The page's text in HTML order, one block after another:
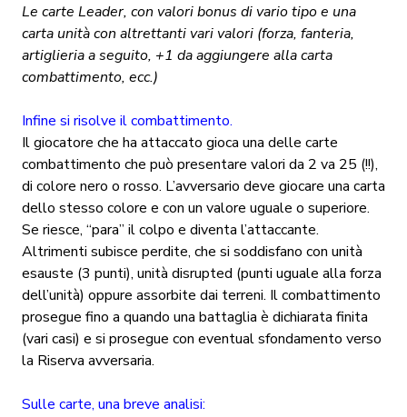
Le carte Leader, con valori bonus di vario tipo e una
carta unità con altrettanti vari valori (forza, fanteria,
artiglieria a seguito, +1 da aggiungere alla carta
combattimento, ecc.)
Infine si risolve il combattimento.
Il giocatore che ha attaccato gioca una delle carte
combattimento che può presentare valori da 2 va 25 (!!),
di colore nero o rosso. L’avversario deve giocare una carta
dello stesso colore e con un valore uguale o superiore.
Se riesce, “para” il colpo e diventa l’attaccante.
Altrimenti subisce perdite, che si soddisfano con unità
esauste (3 punti), unità disrupted (punti uguale alla forza
dell’unità) oppure assorbite dai terreni. Il combattimento
prosegue fino a quando una battaglia è dichiarata finita
(vari casi) e si prosegue con eventual sfondamento verso
la Riserva avversaria.
Sulle carte, una breve analisi: